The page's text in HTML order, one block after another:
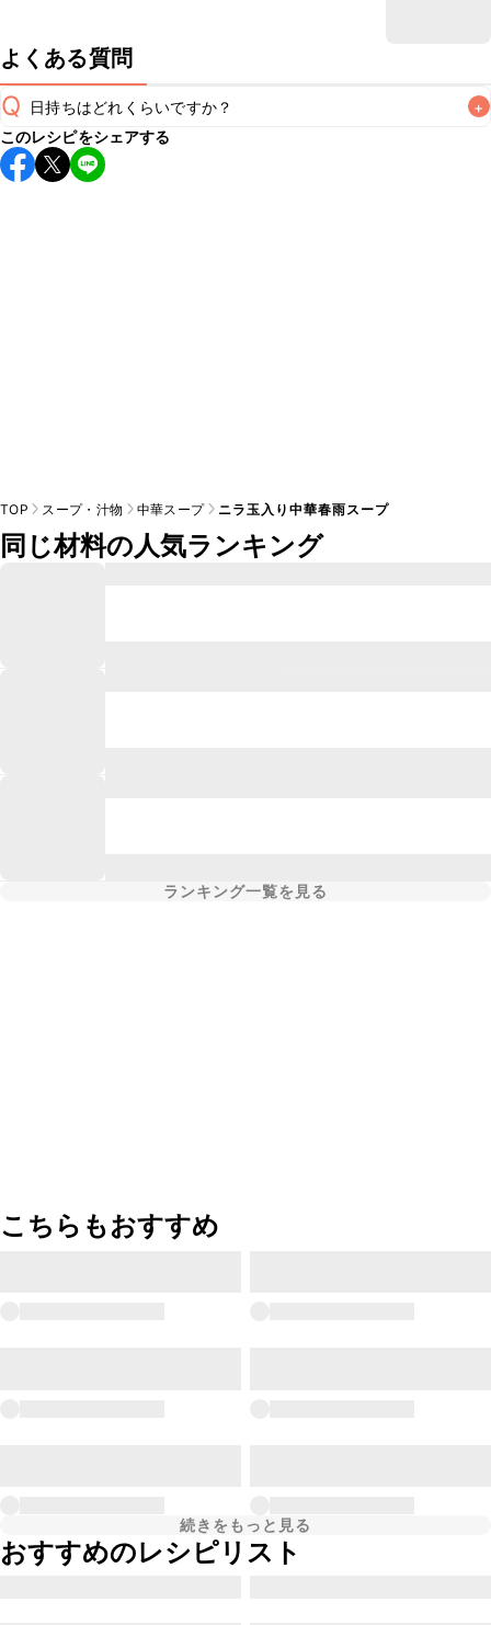
よくある質問
Q 日持ちはどれくらいですか？ +
こちらのレシピは出来たてをお召し上がりいただくことをお
すすめします。
このレシピをシェアする
TOP スープ・汁物 中華スープ ニラ玉入り中華春雨スープ
同じ材料の人気ランキング
ランキング一覧を見る
こちらもおすすめ
続きをもっと見る
おすすめのレシピリスト